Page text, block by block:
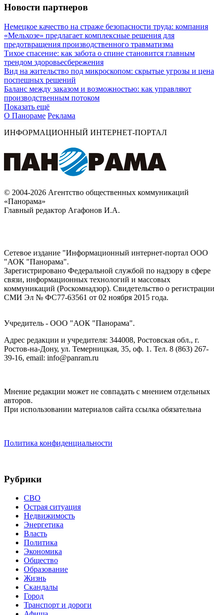
Новости партнеров
Немецкое качество на страже безопасности труда: компания
«Мельхозе» предлагает комплексные решения для
предотвращения производственного травматизма
Тихое спасение: как забота о спине становится главным
трендом здоровьесбережения
Вид на жительство под микроскопом: скрытые угрозы и цена
поспешных решений
Баланс между заказом и возможностью: как управляют
производственным потоком
Показать ещё
О Панораме Реклама
ИНФОРМАЦИОННЫЙ ИНТЕРНЕТ-ПОРТАЛ
© 2004-2026 Агентство общественных коммуникаций
«Панорама»
Главный редактор Агафонов И.А.
Сетевое издание "Информационный интернет-портал ООО
"АОК "Панорама".
Зарегистрировано Федеральной службой по надзору в сфере
связи, информационных технологий и массовых
коммуникаций (Роскомнадзор). Cвидетельство о регистрации
СМИ Эл № ФС77-63561 от 02 ноября 2015 года.
Учредитель - ООО "АОК "Панорама".
Адрес редакции и учредителя: 344008, Ростовская обл., г.
Ростов-на-Дону, ул. Темерницкая, 35, оф. 1. Тел. 8 (863) 267-
39-16, email: info@panram.ru
Мнение редакции может не совпадать с мнением отдельных
авторов.
При использовании материалов сайта ссылка обязательна
Политика конфиденциальности
Рубрики
СВО
Острая ситуация
Недвижимость
Энергетика
Власть
Политика
Экономика
Общество
Образование
Жизнь
Скандалы
Город
Транспорт и дороги